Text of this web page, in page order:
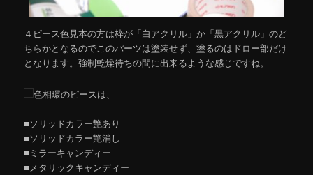
４ピース色見本の方は枠が「白アクリル」か「黒アクリル」のど
ちらかとなるのでこのパーツは塗装せず、塗るのはドロー部だけ
となります。強制乾燥待ちの間に出来るような感じですね。
色相環のピースは、
■ソリッドカラー艶あり
■ソリッドカラー艶消し
■ミラーキャンディー
■メタリックキャンディー